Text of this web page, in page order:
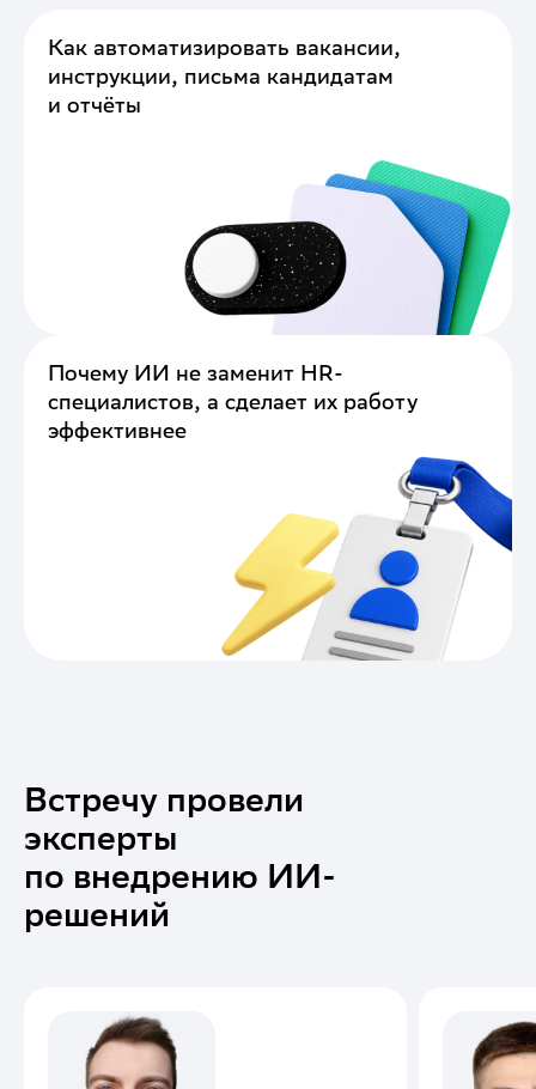
Как автоматизировать вакансии,
инструкции, письма кандидатам
и отчёты
Почему ИИ не заменит HR-
специалистов, а сделает их работу
эффективнее
Встречу провели
эксперты
по внедрению ИИ-
решений